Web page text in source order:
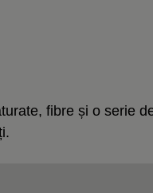
fibre și o serie